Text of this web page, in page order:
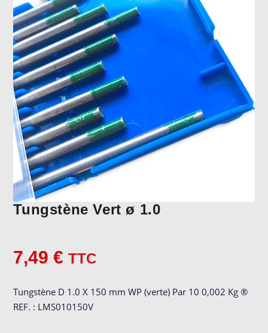
Tungstène Vert ø 1.0
7,49€ TTC
Tungstène D 1.0 X 150 mm WP (verte) Par 10 0,002 Kg ®
REF. : LMS010150V